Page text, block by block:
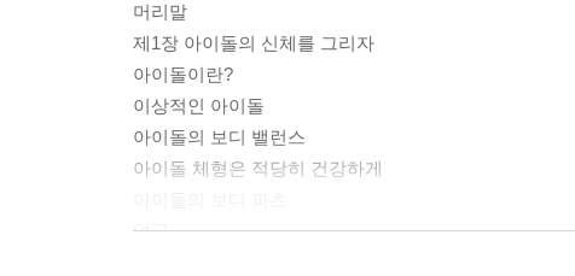
머리말
제1장 아이돌의 신체를 그리자
아이돌이란?
이상적인 아이돌
아이돌의 보디 밸런스
아이돌 체형은 적당히 건강하게
얼굴